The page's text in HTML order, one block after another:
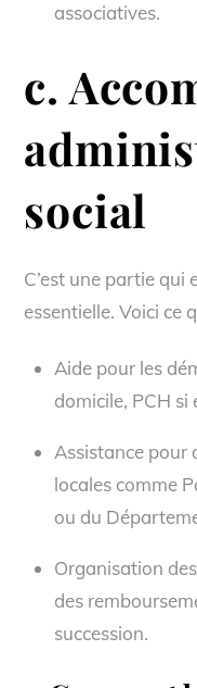
associatives.
c.
social
C’est une partie qui
essentielle. Voici ce
Aide pour les
domicile, PCH
Assistance pour
locales comme
ou du
Organisation
des
succession.